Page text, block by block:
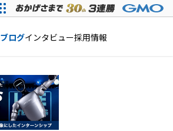
ブログインタビュー採用情報